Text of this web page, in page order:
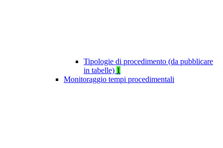
Tipologie di procedimento (da pubblicare
in tabelle) 1
Monitoraggio tempi procedimentali